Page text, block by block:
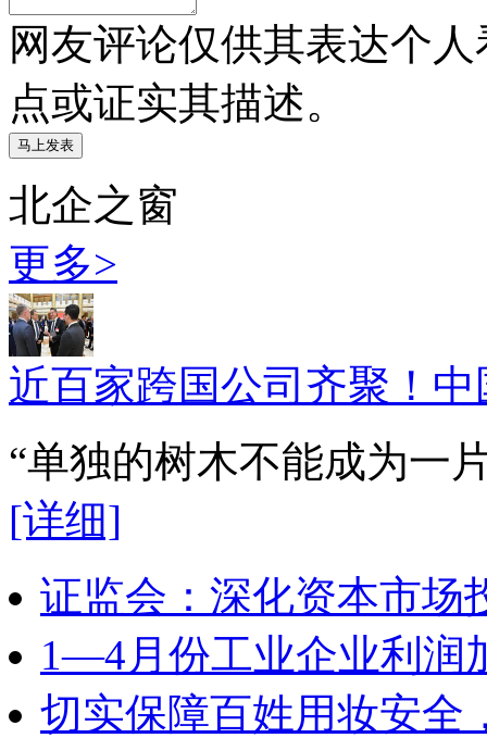
网友评论仅供其表达个
点或证实其描述。
北企之窗
更多>
近百家跨国公司齐聚！
“单独的树木不能成为一
[详细]
证监会：深化资本市场
1—4月份工业企业利润
切实保障百姓用妆安全